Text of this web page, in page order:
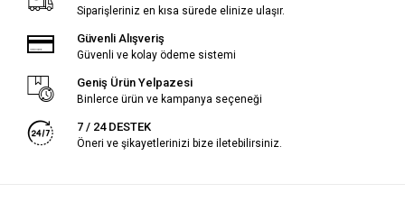
Siparişleriniz en kısa sürede elinize ulaşır.
Güvenli Alışveriş
Güvenli ve kolay ödeme sistemi
Geniş Ürün Yelpazesi
Binlerce ürün ve kampanya seçeneği
7 / 24 DESTEK
Öneri ve şikayetlerinizi bize iletebilirsiniz.